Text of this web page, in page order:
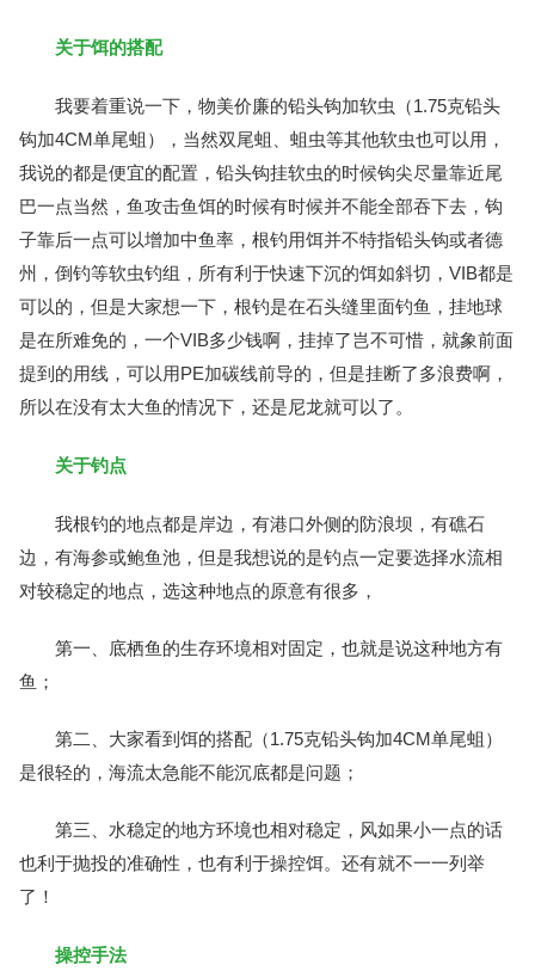
关于饵的搭配
我要着重说一下，物美价廉的铅头钩加软虫（1.75克铅头
钩加4CM单尾蛆），当然双尾蛆、蛆虫等其他软虫也可以用，
我说的都是便宜的配置，铅头钩挂软虫的时候钩尖尽量靠近尾
巴一点当然，鱼攻击鱼饵的时候有时候并不能全部吞下去，钩
子靠后一点可以增加中鱼率，根钓用饵并不特指铅头钩或者德
州，倒钓等软虫钓组，所有利于快速下沉的饵如斜切，VIB都是
可以的，但是大家想一下，根钓是在石头缝里面钓鱼，挂地球
是在所难免的，一个VIB多少钱啊，挂掉了岂不可惜，就象前面
提到的用线，可以用PE加碳线前导的，但是挂断了多浪费啊，
所以在没有太大鱼的情况下，还是尼龙就可以了。
关于钓点
我根钓的地点都是岸边，有港口外侧的防浪坝，有礁石
边，有海参或鲍鱼池，但是我想说的是钓点一定要选择水流相
对较稳定的地点，选这种地点的原意有很多，
第一、底栖鱼的生存环境相对固定，也就是说这种地方有
鱼；
第二、大家看到饵的搭配（1.75克铅头钩加4CM单尾蛆）
是很轻的，海流太急能不能沉底都是问题；
第三、水稳定的地方环境也相对稳定，风如果小一点的话
也利于抛投的准确性，也有利于操控饵。还有就不一一列举
了！
操控手法